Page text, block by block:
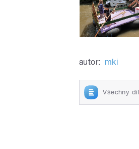
autor: mki
Všechny